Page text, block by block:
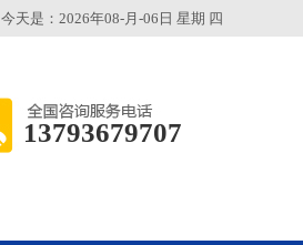
今天是：2026年08-月-06日 星期 四
13793679707